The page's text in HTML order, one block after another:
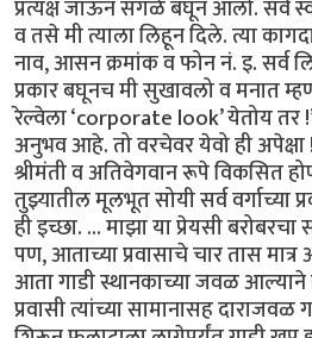
प्रत्यक्ष जाऊन सगळे बघून आलो. सर्व
व तसे मी त्याला लिहून दिले. त्या
नाव, आसन क्रमांक व फोन नं. इ. सर्व
प्रकार बघूनच मी सुखावलो व मनात
रेल्वेला ‘corporate look’ येतोय तर
अनुभव आहे. तो वरचेवर येवो ही
श्रीमंती व अतिवेगवान रूपे विकसित
तुझ्यातील मूलभूत सोयी सर्व वर्गाच्या
ही इच्छा. ... माझा या प्रेयसी
पण, आताच्या प्रवासाचे चार तास
आता गाडी स्थानकाच्या जवळ
प्रवासी त्यांच्या सामानासह